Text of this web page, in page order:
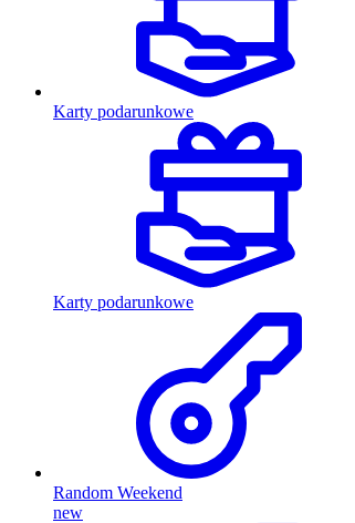
Karty podarunkowe
Karty podarunkowe
Random Weekend
new